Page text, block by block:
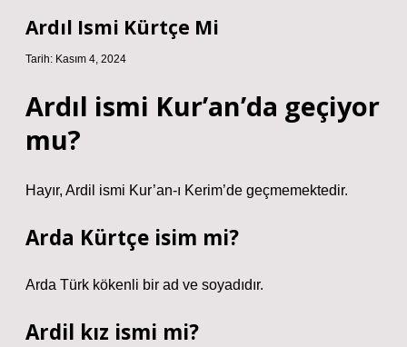
Ardıl Ismi Kürtçe Mi
Tarih: Kasım 4, 2024
Ardıl ismi Kur’an’da geçiyor
mu?
Hayır, Ardil ismi Kur’an-ı Kerim’de geçmemektedir.
Arda Kürtçe isim mi?
Arda Türk kökenli bir ad ve soyadıdır.
Ardil kız ismi mi?